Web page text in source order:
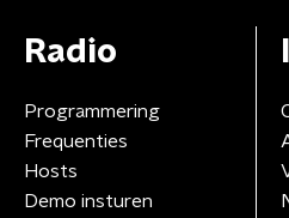
Radio
Programmering
Frequenties
Hosts
Demo insturen